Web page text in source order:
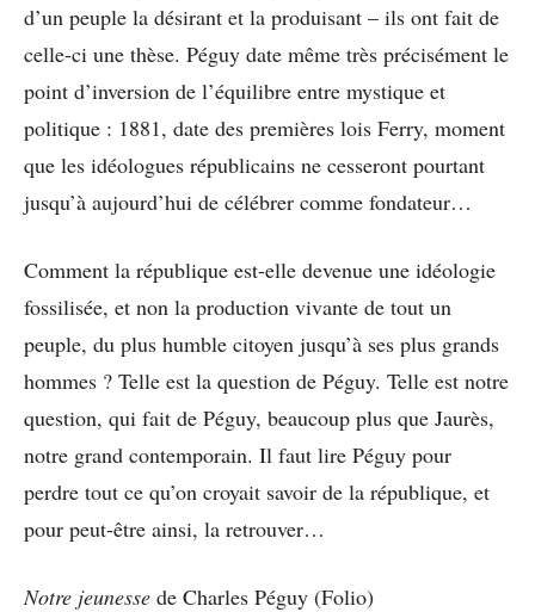
d’un peuple la désirant et la produisant – ils ont fait de
celle-ci une thèse. Péguy date même très précisément le
point d’inversion de l’équilibre entre mystique et
politique : 1881, date des premières lois Ferry, moment
que les idéologues républicains ne cesseront pourtant
jusqu’à aujourd’hui de célébrer comme fondateur…
Comment la république est-elle devenue une idéologie
fossilisée, et non la production vivante de tout un
peuple, du plus humble citoyen jusqu’à ses plus grands
hommes ? Telle est la question de Péguy. Telle est notre
question, qui fait de Péguy, beaucoup plus que Jaurès,
notre grand contemporain. Il faut lire Péguy pour
perdre tout ce qu’on croyait savoir de la république, et
pour peut-être ainsi, la retrouver…
Notre jeunesse de Charles Péguy (Folio)